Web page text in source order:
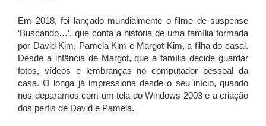
Em 2018, foi lançado mundialmente o filme de suspense
‘Buscando…’, que conta a história de uma família formada
por David Kim, Pamela Kim e Margot Kim, a filha do casal.
Desde a infância de Margot, que a família decide guardar
fotos, vídeos e lembranças no computador pessoal da
casa. O longa já impressiona desde o seu início, quando
nos deparamos com um tela do Windows 2003 e a criação
dos perfis de David e Pamela.